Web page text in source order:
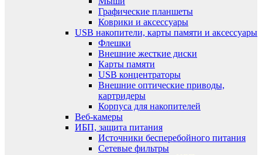
Графические планшеты
Коврики и аксессуары
USB накопители, карты памяти и аксессуары
Флешки
Внешние жесткие диски
Карты памяти
USB концентраторы
Внешние оптические приводы,
картридеры
Корпуса для накопителей
Веб-камеры
ИБП, защита питания
Источники бесперебойного питания
Сетевые фильтры